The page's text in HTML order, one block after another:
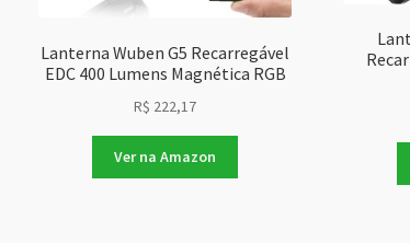
Lanterna Wuben G5 Recarregável
EDC 400 Lumens Magnética RGB
R$ 222,17
Ver na Amazon